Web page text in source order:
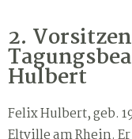
2.
Hulbert
Felix Hulbert, geb.